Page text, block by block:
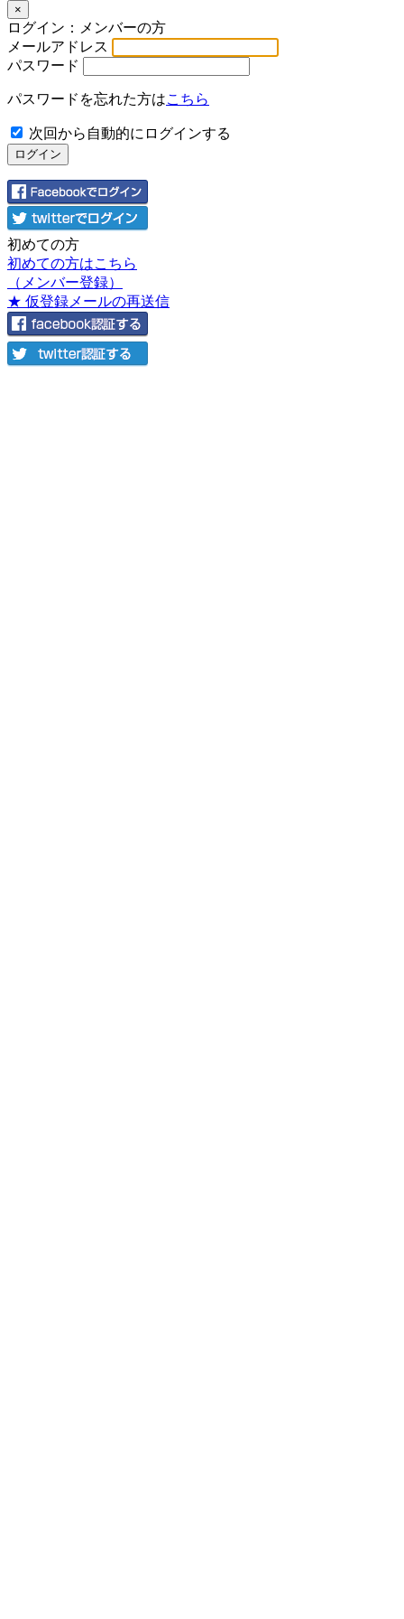
×
ログイン：メンバーの方
メールアドレス
パスワード
パスワードを忘れた方はこちら
次回から自動的にログインする
初めての方
初めての方はこちら
（メンバー登録）
★ 仮登録メールの再送信